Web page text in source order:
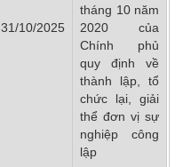
31/10/2025
tháng 10 năm
2020 của
Chính phủ
quy định về
thành lập, tổ
chức lại, giải
thể đơn vị sự
nghiệp công
lập